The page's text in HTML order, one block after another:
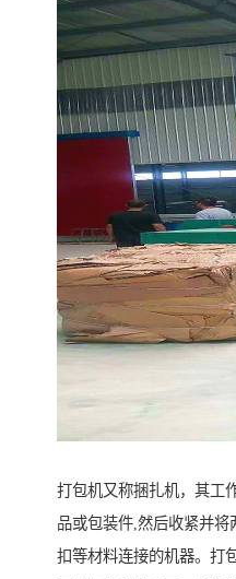
打包机又称捆扎机，其工
品或包装件,然后收紧并
扣等材料连接的机器。打